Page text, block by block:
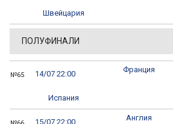
Швейцария
ПОЛУФИНАЛИ
№65 14/07 22:00 Франция
Испания
15/07 22:00 Англия